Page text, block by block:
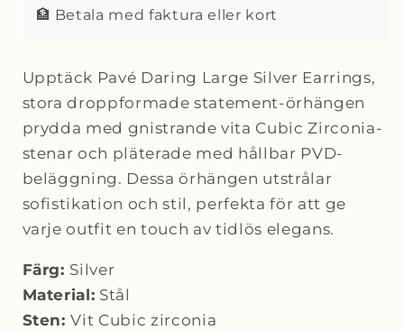
🏦 Betala med faktura eller kort
Upptäck Pavé Daring Large Silver Earrings,
stora droppformade statement-örhängen
prydda med gnistrande vita Cubic Zirconia-
stenar och pläterade med hållbar PVD-
beläggning. Dessa örhängen utstrålar
sofistikation och stil, perfekta för att ge
varje outfit en touch av tidlös elegans.
Färg: Silver
Material: Stål
Sten: Vit Cubic zirconia